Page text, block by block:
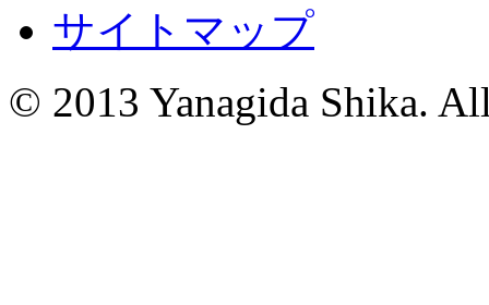
サイトマップ
© 2013 Yanagida Shika.